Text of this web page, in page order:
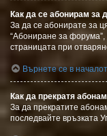
Как да се абонирам за
За да се абонирате за
“Абониране за
страницата при
Върнете се в
Как да прекратя
За да прекратите
последвайте връзката